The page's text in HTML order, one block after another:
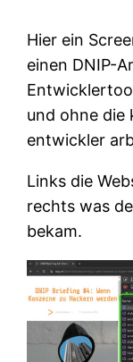
Hier ein
einen DNIP-
und ohne die
entwickler
Links die
rechts was
bekam.